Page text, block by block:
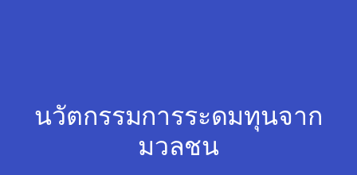
นวัตกรรมการระดมทุนจาก
มวลชน